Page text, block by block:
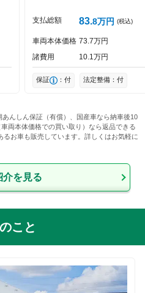
支払総額 83 8万円 (税込)
車両本体価格 73 7万円
諸費用
10 1万円
保証 ：付 法定整備：付
あんしん保証（有償）、国産車なら納車後10
両本体価格での買い取り）なら返品できる
お車も販売しています。詳しくはお気軽に
介を見る
こと